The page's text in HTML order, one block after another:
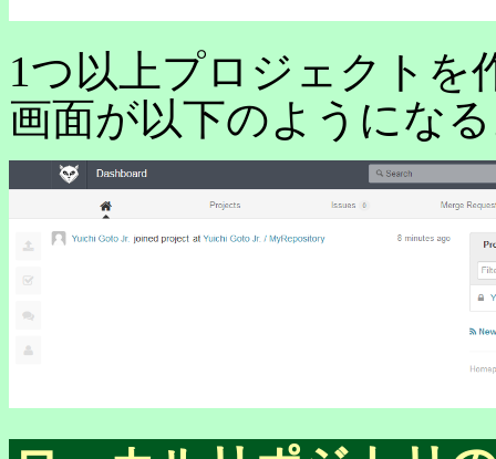
1つ以上プロジェクトを
画面が以下のようにな